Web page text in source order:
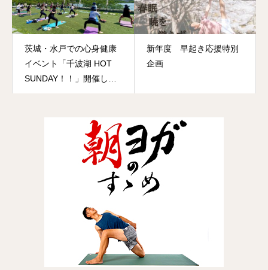
茨城・水戸での心身健康
イベント「千波湖 HOT
SUNDAY！！」開催しま
新年度 早起き応援特別
企画